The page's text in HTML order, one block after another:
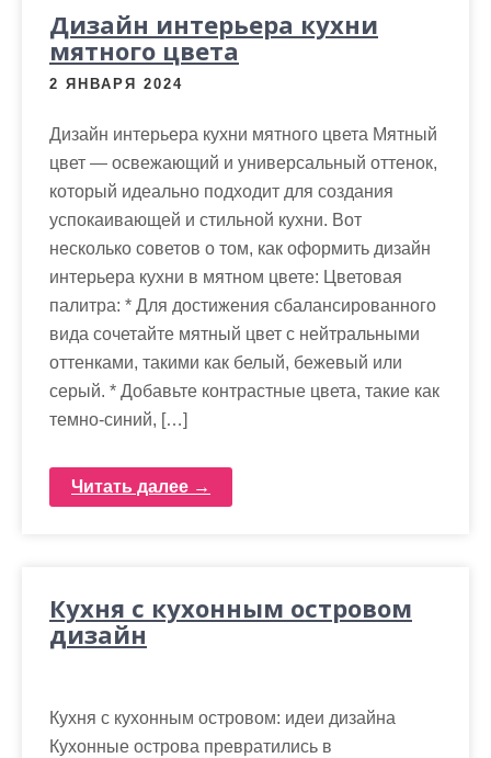
Дизайн интерьера кухни
мятного цвета
2 ЯНВАРЯ 2024
Дизайн интерьера кухни мятного цвета Мятный
цвет — освежающий и универсальный оттенок,
который идеально подходит для создания
успокаивающей и стильной кухни. Вот
несколько советов о том, как оформить дизайн
интерьера кухни в мятном цвете: Цветовая
палитра: * Для достижения сбалансированного
вида сочетайте мятный цвет с нейтральными
оттенками, такими как белый, бежевый или
серый. * Добавьте контрастные цвета, такие как
темно-синий, […]
Читать далее →
Кухня с кухонным островом
дизайн
Кухня с кухонным островом: идеи дизайна
Кухонные острова превратились в